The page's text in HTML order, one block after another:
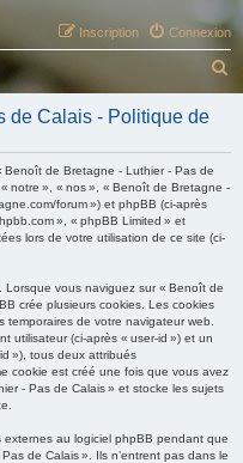
Connexion
Inscription
e
h
de Calais - Politique de
de Bretagne - Luthier - Pas de
notre », « nos », « Benoît de Bretagne -
forum ») et phpBB (ci-après
», « phpBB Limited » et
lors de votre utilisation de ce site (ci-
Lorsque vous naviguez sur « Benoît de
crée plusieurs cookies. Les cookies
de votre navigateur web.
utilisateur (ci-après « user-id ») et un
»), tous deux attribués
cookie est créé une fois que vous avez
- Pas de Calais » et stocke les sujets
au logiciel phpBB pendant que
de Calais ». Ils n’entrent pas dans le